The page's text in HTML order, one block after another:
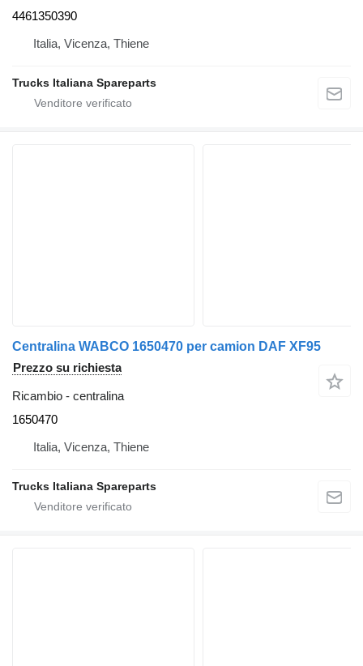
4461350390
Italia, Vicenza, Thiene
Trucks Italiana Spareparts
Centralina WABCO 1650470 per camion DAF XF95
Prezzo su richiesta
Ricambio - centralina
1650470
Italia, Vicenza, Thiene
Trucks Italiana Spareparts